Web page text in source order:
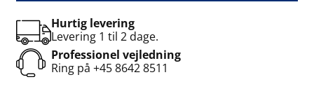
Hurtig levering
Levering 1 til 2 dage.
Professionel vejledning
Ring på +45 8642 8511